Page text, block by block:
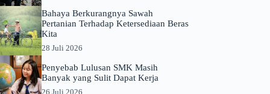
Bahaya Berkurangnya Sawah
Pertanian Terhadap Ketersediaan Beras
Kita
28 Juli 2026
Penyebab Lulusan SMK Masih
Banyak yang Sulit Dapat Kerja
26 Juli 2026